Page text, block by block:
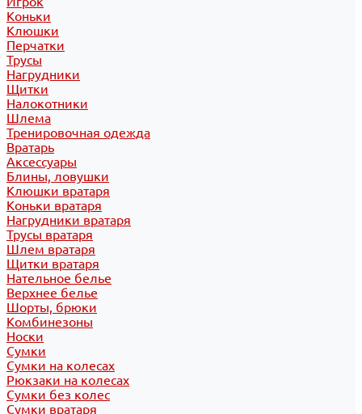
Коньки
Клюшки
Перчатки
Трусы
Нагрудники
Щитки
Налокотники
Шлема
Тренировочная одежда
Вратарь
Аксессуары
Блины, ловушки
Клюшки вратаря
Коньки вратаря
Нагрудники вратаря
Трусы вратаря
Шлем вратаря
Щитки вратаря
Нательное белье
Верхнее белье
Шорты, брюки
Комбинезоны
Носки
Сумки
Сумки на колесах
Рюкзаки на колесах
Сумки без колес
Сумки вратаря